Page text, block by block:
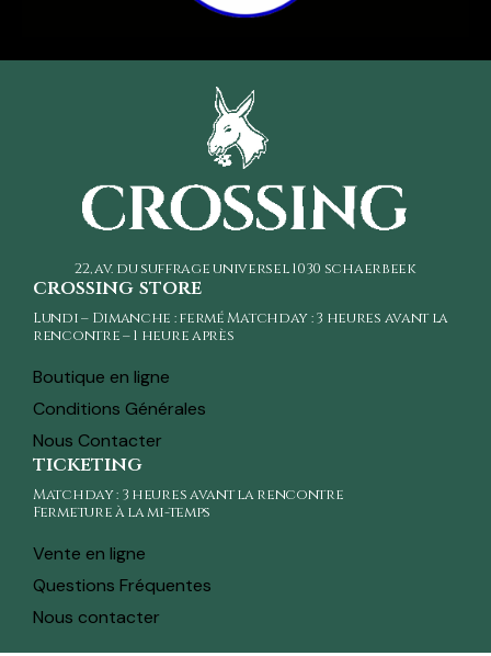
22, av. du suffrage universel1030 schaerbeek
crossing store
Lundi – Dimanche : fermé Matchday : 3 heures avant la
rencontre – 1 heure après
Boutique en ligne
Conditions Générales
Nous Contacter
ticketing
Matchday : 3 heures avant la rencontre
Fermeture à la mi-temps
Vente en ligne
Questions Fréquentes
Nous contacter